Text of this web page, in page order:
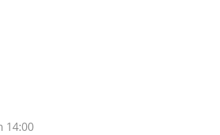
14:00